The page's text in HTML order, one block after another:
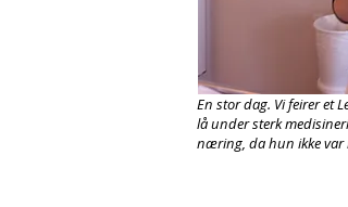
En stor dag. Vi feirer et
lå under sterk
næring, da hun ikke var